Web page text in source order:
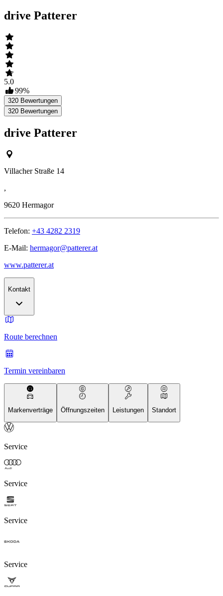
drive Patterer
5.0
99%
320 Bewertungen
320 Bewertungen
drive Patterer
Villacher Straße 14
,
9620 Hermagor
Telefon: +43 4282 2319
E-Mail: hermagor@patterer.at
www.patterer.at
Kontakt
Route berechnen
Termin vereinbaren
Markenverträge Öffnungszeiten Leistungen Standort
Service
Service
Service
Service